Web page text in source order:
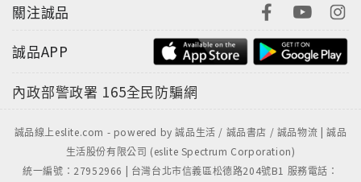
關注誠品
誠品APP
內政部警政署 165全民防騙網
誠品線上eslite.com - powered by 誠品生活 / 誠品書店 / 誠品物流 | 誠品
生活股份有限公司 (eslite Spectrum Corporation)
統一編號：27952966 | 台灣台北市信義區松德路204號B1 服務電話：